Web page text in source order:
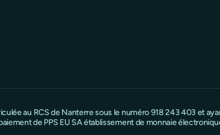
au RCS de Nanterre sous le numéro 918 243 403 et
de PPS EU SA établissement de monnaie